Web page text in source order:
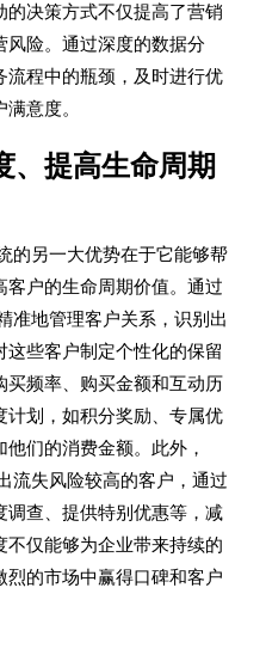
的决策方式不仅提高了营销
风险。通过深度的数据分
流程中的瓶颈，及时进行优
意度。
、提高生命周期
的另一大优势在于它能够帮
客户的生命周期价值。通过
准地管理客户关系，识别出
些客户制定个性化的保留
买频率、购买金额和互动历
计划，如积分奖励、专属优
们的消费金额。此外，
流失风险较高的客户，通过
调查、提供特别优惠等，减
不仅能够为企业带来持续的
的市场中赢得口碑和客户